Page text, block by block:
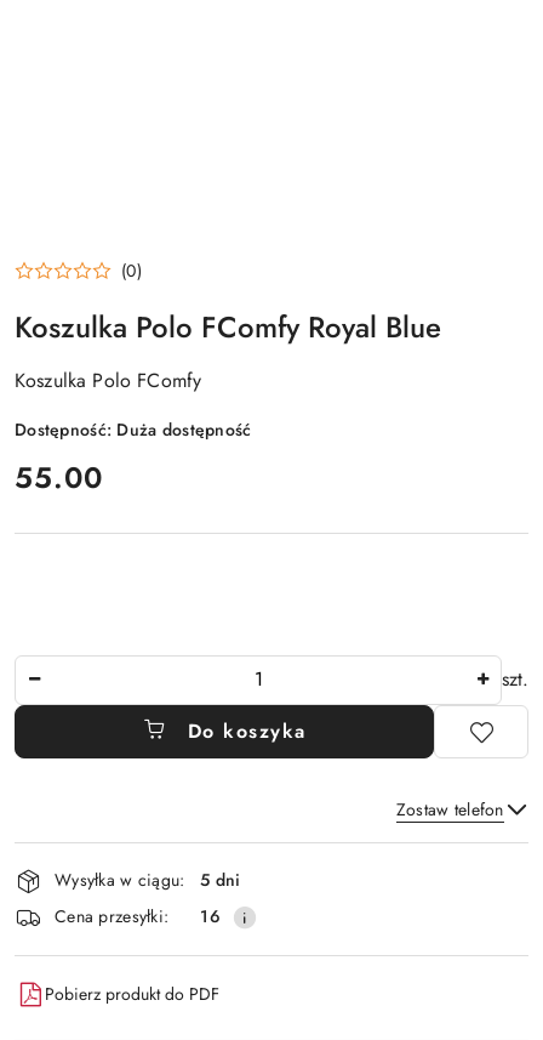
(0)
Koszulka Polo FComfy Royal Blue
Koszulka Polo FComfy
Dostępność: Duża dostępność
cena:
55.00
szt.
Do koszyka
Zostaw telefon
Wyślij
Dostępność
i
dostawa
Wysyłka w ciągu:
5 dni
Cena przesyłki:
16
Pobierz produkt do PDF